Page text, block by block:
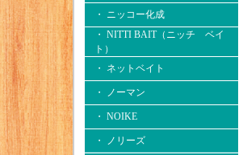
・ ニッコー化成
・ NITTI BAIT（ニッチ ベイ
ト）
・ ネットベイト
・ ノーマン
・ NOIKE
・ ノリーズ